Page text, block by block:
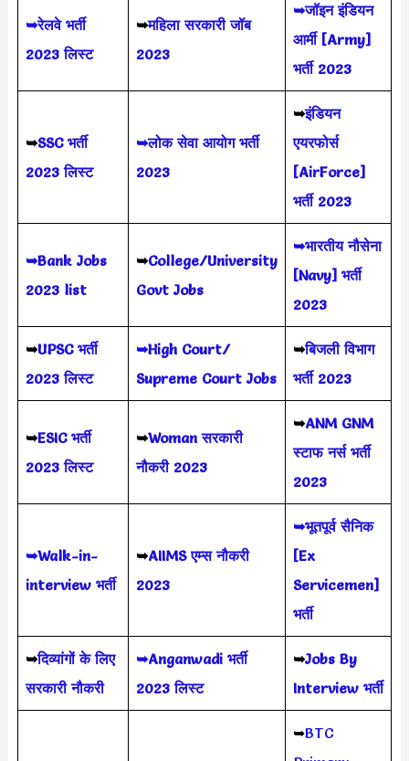
➥रेलवे भर्ती
2023 लिस्ट
➥महिला सरकारी जॉब
2023
➥जॉइन इंडियन
आर्मी [Army]
भर्ती 2023
➥SSC भर्ती
2023 लिस्ट
➥लोक सेवा आयोग भर्ती
2023
➥इंडियन
एयरफोर्स
[AirForce]
भर्ती 2023
➥Bank Jobs
2023 list
➥College/University
Govt Jobs
➥भारतीय नौसेना
[Navy] भर्ती
2023
➥UPSC भर्ती
2023 लिस्ट
➥High Court/
Supreme Court Jobs
➥बिजली विभाग
भर्ती 2023
➥ESIC भर्ती
2023 लिस्ट
➥Woman सरकारी
नौकरी 2023
➥ANM GNM
स्टाफ नर्स भर्ती
2023
➥Walk-in-
interview भर्ती
➥AIIMS एम्स नौकरी
2023
➥भूतपूर्व सैनिक
[Ex
Servicemen]
भर्ती
➥दिव्यांगों के लिए
सरकारी नौकरी
➥Anganwadi भर्ती
2023 लिस्ट
➥Jobs By
Interview भर्ती
➥BTC